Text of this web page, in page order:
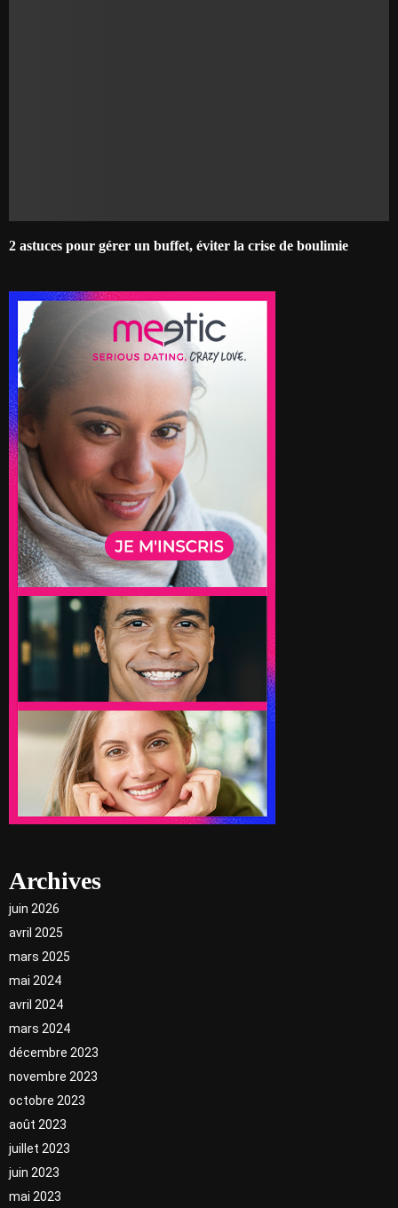
2 astuces pour gérer un buffet, éviter la crise de boulimie
Archives
juin 2026
avril 2025
mars 2025
mai 2024
avril 2024
mars 2024
décembre 2023
novembre 2023
octobre 2023
août 2023
juillet 2023
juin 2023
mai 2023